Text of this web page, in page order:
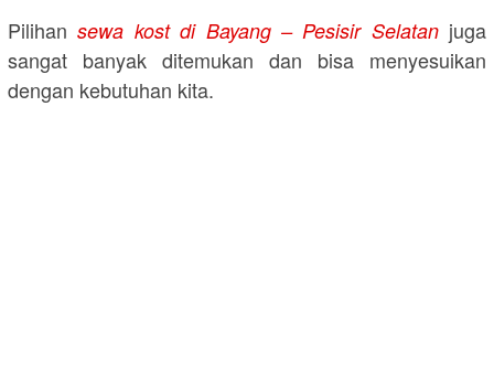
Pilihansewa kost di Bayang – Pesisir Selatanjuga
sangat banyak ditemukan dan bisa menyesuikan
dengan kebutuhan kita.